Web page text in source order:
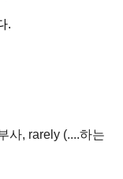
.
사, rarely (....하는